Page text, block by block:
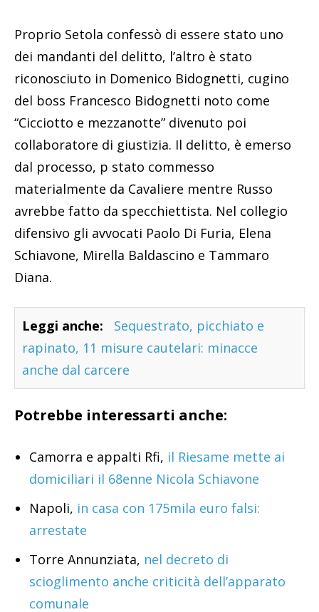
Proprio Setola confessò di essere stato uno
dei mandanti del delitto, l’altro è stato
riconosciuto in Domenico Bidognetti, cugino
del boss Francesco Bidognetti noto come
“Cicciotto e mezzanotte” divenuto poi
collaboratore di giustizia. Il delitto, è emerso
dal processo, p stato commesso
materialmente da Cavaliere mentre Russo
avrebbe fatto da specchiettista. Nel collegio
difensivo gli avvocati Paolo Di Furia, Elena
Schiavone, Mirella Baldascino e Tammaro
Diana.
Leggi anche:
Sequestrato, picchiato e
rapinato, 11 misure cautelari: minacce
anche dal carcere
Potrebbe interessarti anche:
Camorra e appalti Rfi, il Riesame mette ai
domiciliari il 68enne Nicola Schiavone
Napoli, in casa con 175mila euro falsi:
arrestate
Torre Annunziata, nel decreto di
scioglimento anche criticità dell’apparato
comunale